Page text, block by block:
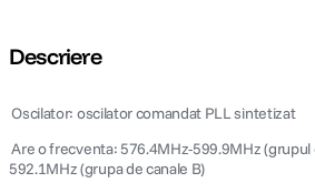
Descriere
 Oscilator: oscilator comandat PLL sintetizat
 Are o frecventa: 576.4MHz-599.9MHz
592.1MHz (grupa de canale B)